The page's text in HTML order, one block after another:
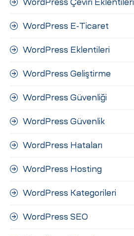
WordPress Çeviri Eklentileri
WordPress E-Ticaret
WordPress Eklentileri
WordPress Geliştirme
WordPress Güvenliği
WordPress Güvenlik
WordPress Hataları
WordPress Hosting
WordPress Kategorileri
WordPress SEO